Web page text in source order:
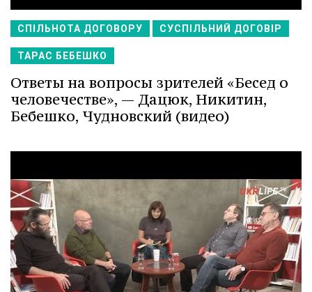
СПІЛЬНОТА ДОГОВОРУ СУСПІЛЬНИЙ ДОГОВІР
ТАРАС БЕБЕШКО
Ответы на вопросы зрителей «Бесед о
человечестве», — Дацюк, Никитин,
Бебешко, Чудновский (видео)